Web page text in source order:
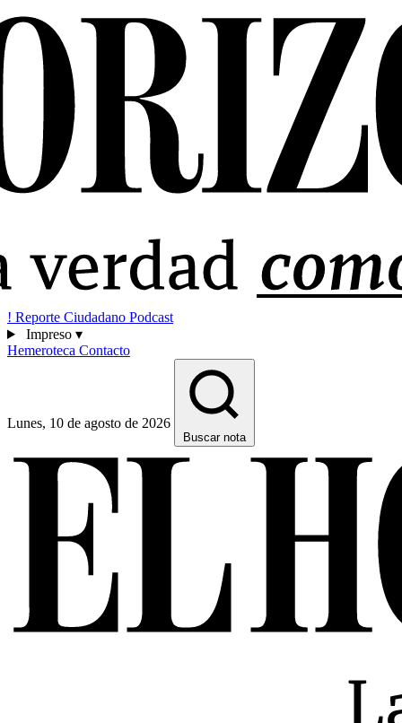
! Reporte Ciudadano Podcast
Impreso ▾
Hemeroteca Contacto
Lunes, 10 de agosto de 2026
Buscar nota